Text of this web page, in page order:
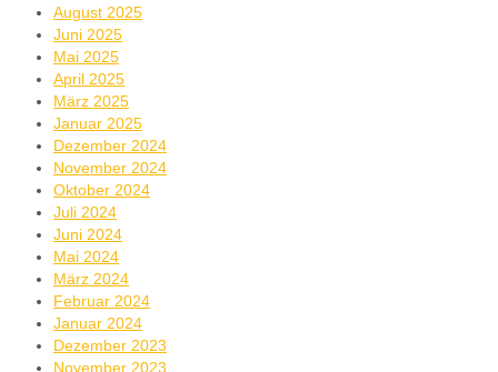
August 2025
Juni 2025
Mai 2025
April 2025
März 2025
Januar 2025
Dezember 2024
November 2024
Oktober 2024
Juli 2024
Juni 2024
Mai 2024
März 2024
Februar 2024
Januar 2024
Dezember 2023
November 2023